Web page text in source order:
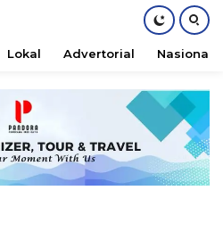
Lokal Advertorial Nasional